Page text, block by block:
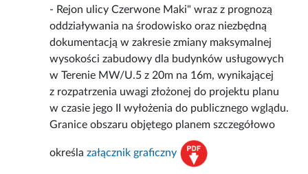
- Rejon ulicy Czerwone Maki" wraz z prognozą
oddziaływania na środowisko oraz niezbędną
dokumentacją w zakresie zmiany maksymalnej
wysokości zabudowy dla budynków usługowych
w Terenie MW/U.5 z 20m na 16m, wynikającej
z rozpatrzenia uwagi złożonej do projektu planu
w czasie jego II wyłożenia do publicznego wglądu.
Granice obszaru objętego planem szczegółowo
określazałącznik graficzny